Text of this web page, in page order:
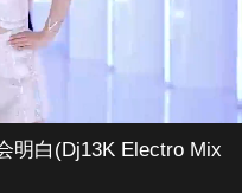
明白(Dj13K Electro Mix